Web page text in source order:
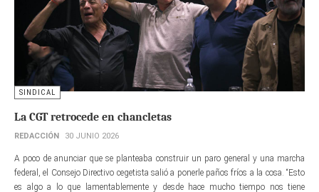
SINDICAL
La CGT retrocede en chancletas
REDACCIÓN 30 JUNIO 2026
A poco de anunciar que se planteaba construir un paro general y una marcha
federal, el Consejo Directivo cegetista salió a ponerle paños fríos a la cosa. “Esto
es algo a lo que lamentablemente y desde hace mucho tiempo nos tiene